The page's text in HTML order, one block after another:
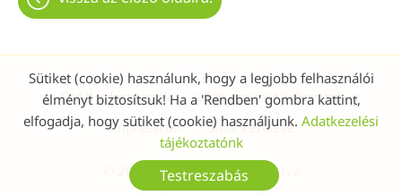
© 2026 - Minden jog fenntartva
Oldal információk
Adatkezelési tájékoztató
Impresszum
Sütik kezelése
Testreszabás
Sütiket (cookie) használunk, hogy a legjobb felhasználói
élményt biztosítsuk! Ha a 'Rendben' gombra kattint,
elfogadja, hogy sütiket (cookie) használjunk. Adatkezelési
tájékoztatónk